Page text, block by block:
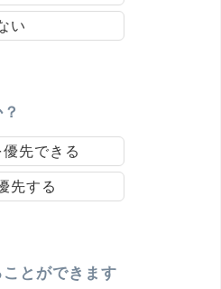
い
先できる
先する
とができます